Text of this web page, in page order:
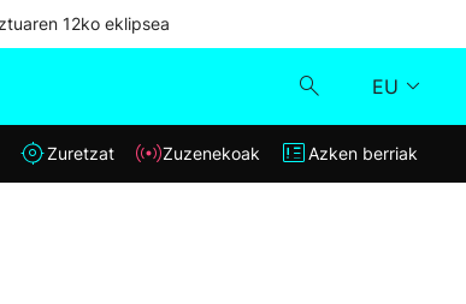
12ko eklipsea
EU
Klisk
Zuretzat Zuzenekoak Azken berriak